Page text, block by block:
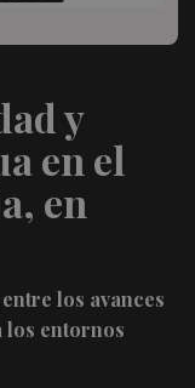
y
en el
en
los avances
los entornos